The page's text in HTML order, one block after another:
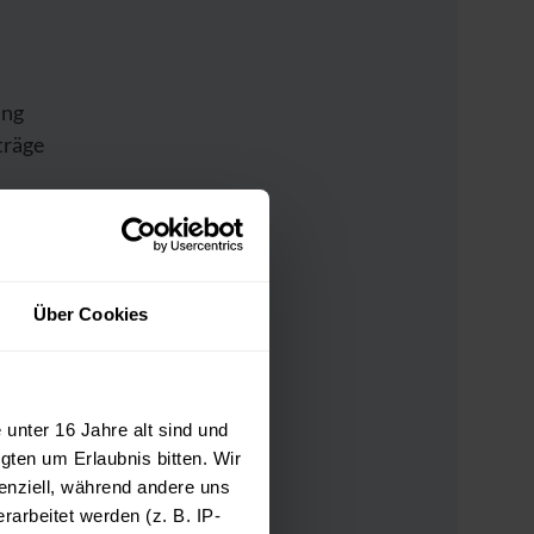
Über Cookies
16 Jahre alt sind und
um Erlaubnis bitten. Wir
während andere uns
werden (z. B. IP-